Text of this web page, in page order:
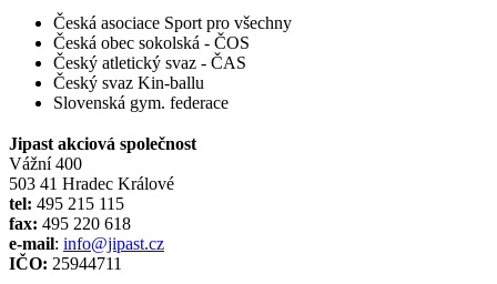
Česká asociace Sport pro všechny
Česká obec sokolská - ČOS
Český atletický svaz - ČAS
Český svaz Kin-ballu
Slovenská gym. federace
Jipast akciová společnost
Vážní 400
503 41 Hradec Králové
tel: 495 215 115
fax: 495 220 618
e-mail: info@jipast.cz
IČO: 25944711